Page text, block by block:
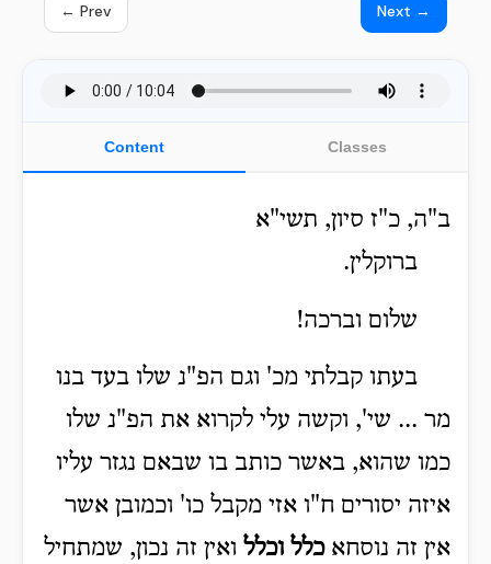
← Prev Next →
Content Classes
ב"ה, כ"ז סיון, תשי"א
ברוקלין.
שלום וברכה!
בעתו קבלתי מכ' וגם הפ"נ שלו בעד בנו
מר ... שי', וקשה עלי לקרוא את הפ"נ שלו
כמו שהוא, באשר כותב בו שבאם נגזר עליו
איזה יסורים ח"ו אזי מקבל כו' וכמובן אשר
אין זה נוסחאכלל וכלל ואין זה נכון, שמתחיל